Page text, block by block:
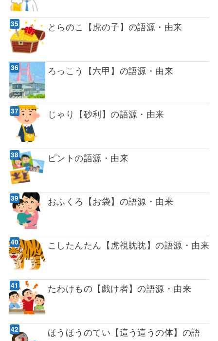
とらのこ【虎の子】の語源・由来
ろっこう【六甲】の語源・由来
じゃり【砂利】の語源・由来
ピントの語源・由来
おふくろ【お袋】の語源・由来
こしたんたん【虎視眈眈】の語源・由来
たわけもの【戯け者】の語源・由来
ほうほうのてい【這う這うの体】の語